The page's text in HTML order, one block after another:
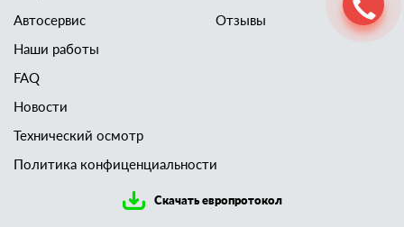
Автосервис
Наши работы
Отзывы
FAQ
Новости
Технический осмотр
Политика конфиценциальности
Скачать европротокол